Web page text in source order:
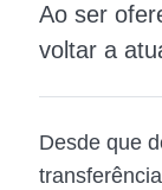
Ao ser
voltar a
Desde que